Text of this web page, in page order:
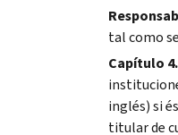
tal como
Capítulo 4.
inglés) si
titular de